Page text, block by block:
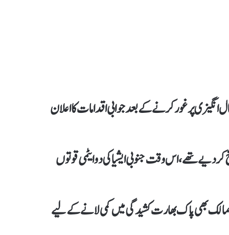
انگیزی پرغور کرنے کے بعد جوابی اقدامات کا اعلان
اس وقت جنوبی ایشیا کی دو ایٹمی قوتوں
ممالک بھی پاک بھارت کشیدگی میں کمی لانے کے لیے